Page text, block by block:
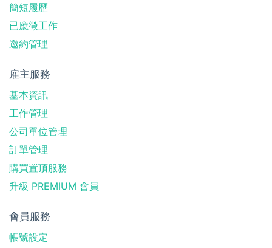
簡短履歷
已應徵工作
邀約管理
雇主服務
基本資訊
工作管理
公司單位管理
訂單管理
購買置頂服務
升級 PREMIUM 會員
會員服務
帳號設定